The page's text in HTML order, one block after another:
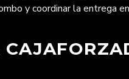
y coordinar la entrega